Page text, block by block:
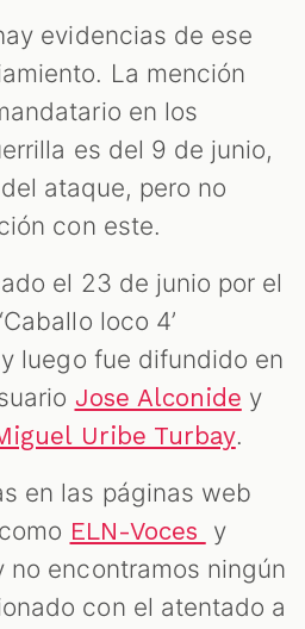
evidencias de ese
La mención
en los
es del 9 de junio,
ataque, pero no
con este.
el 23 de junio por el
loco 4’
luego fue difundido en
Jose Alconide y
Uribe Turbay.
en las páginas web
ELN-Voces y
no encontramos ningún
con el atentado a